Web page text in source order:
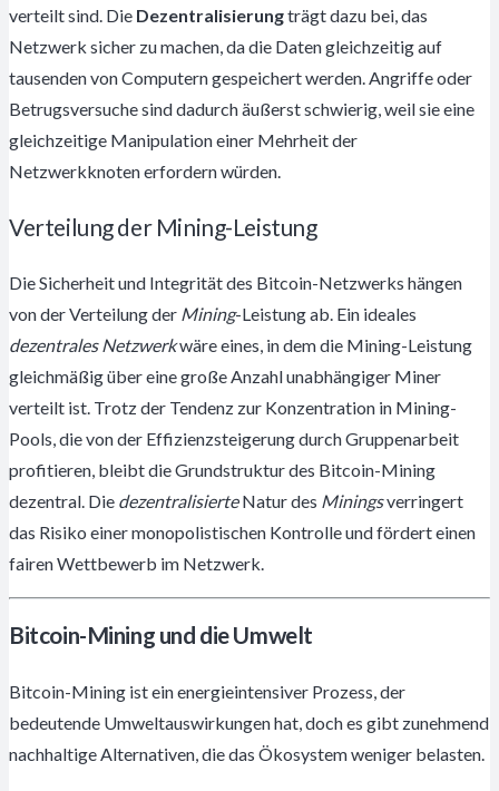
verteilt sind. Die Dezentralisierungträgt dazu bei, das
Netzwerk sicher zu machen, da die Daten gleichzeitig auf
tausenden von Computern gespeichert werden. Angriffe oder
Betrugsversuche sind dadurch äußerst schwierig, weil sie eine
gleichzeitige Manipulation einer Mehrheit der
Netzwerkknoten erfordern würden.
Verteilung der Mining-Leistung
Die Sicherheit und Integrität des Bitcoin-Netzwerks hängen
von der Verteilung der Mining-Leistung ab. Ein ideales
dezentrales Netzwerkwäre eines, in dem die Mining-Leistung
gleichmäßig über eine große Anzahl unabhängiger Miner
verteilt ist. Trotz der Tendenz zur Konzentration in Mining-
Pools, die von der Effizienzsteigerung durch Gruppenarbeit
profitieren, bleibt die Grundstruktur des Bitcoin-Mining
dezentral. Die dezentralisierteNatur des Miningsverringert
das Risiko einer monopolistischen Kontrolle und fördert einen
fairen Wettbewerb im Netzwerk.
Bitcoin-Mining und die Umwelt
Bitcoin-Mining ist ein energieintensiver Prozess, der
bedeutende Umweltauswirkungen hat, doch es gibt zunehmend
nachhaltige Alternativen, die das Ökosystem weniger belasten.